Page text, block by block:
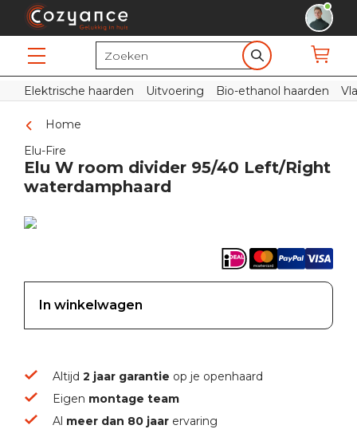
Elektrische haarden Uitvoering Bio-ethanol haarden
Home
Elu-Fire
Elu W room divider 95/40 Left/Right
waterdamphaard
In winkelwagen
Altijd 2 jaar garantie op je openhaard
Eigen montage team
Al meer dan 80 jaar ervaring